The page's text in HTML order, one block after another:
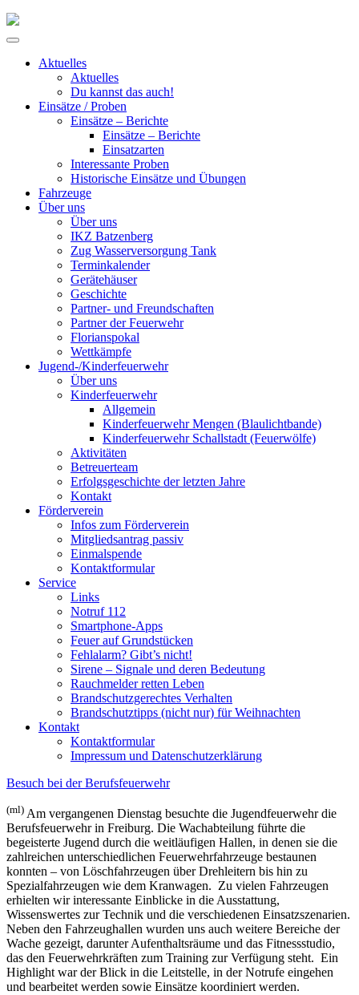
Skip
Primary
Aktuelles
Aktuelles
Du kannst das auch!
Einsätze / Proben
Einsätze – Berichte
Einsätze – Berichte
Einsatzarten
Interessante Proben
Historische Einsätze und Übungen
Fahrzeuge
Über uns
Über uns
IKZ Batzenberg
Zug Wasserversorgung Tank
Terminkalender
Gerätehäuser
Geschichte
Partner- und Freundschaften
Partner der Feuerwehr
Florianspokal
Wettkämpfe
Jugend-/Kinderfeuerwehr
Über uns
Kinderfeuerwehr
Allgemein
Kinderfeuerwehr Mengen (Blaulichtbande)
Kinderfeuerwehr Schallstadt (Feuerwölfe)
Aktivitäten
Betreuerteam
Erfolgsgeschichte der letzten Jahre
Kontakt
Förderverein
Infos zum Förderverein
Mitgliedsantrag passiv
Einmalspende
Kontaktformular
Service
Links
Notruf 112
Smartphone-Apps
Feuer auf Grundstücken
Fehlalarm? Gibt’s nicht!
Sirene – Signale und deren Bedeutung
Rauchmelder retten Leben
Brandschutzgerechtes Verhalten
Brandschutztipps (nicht nur) für Weihnachten
Kontakt
Kontaktformular
Impressum und Datenschutzerklärung
Besuch bei der Berufsfeuerwehr
(ml) Am vergangenen Dienstag besuchte die Jugendfeuerwehr die
Berufsfeuerwehr in Freiburg. Die Wachabteilung führte die
begeisterte Jugend durch die weitläufigen Hallen, in denen sie die
zahlreichen unterschiedlichen Feuerwehrfahrzeuge bestaunen
konnten – von Löschfahrzeugen über Drehleitern bis hin zu
Spezialfahrzeugen wie dem Kranwagen. Zu vielen Fahrzeugen
erhielten wir interessante Einblicke in die Ausstattung,
Wissenswertes zur Technik und die verschiedenen Einsatzszenarien.
Neben den Fahrzeughallen wurden uns auch weitere Bereiche der
Wache gezeigt, darunter Aufenthaltsräume und das Fitnessstudio,
das den Feuerwehrkräften zum Training zur Verfügung steht. Ein
Highlight war der Blick in die Leitstelle, in der Notrufe eingehen
und bearbeitet werden sowie Einsätze koordiniert werden.